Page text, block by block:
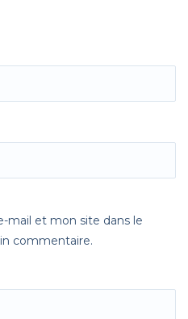
mail et mon site dans le
commentaire.